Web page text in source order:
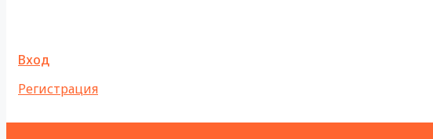
Вход
Регистрация